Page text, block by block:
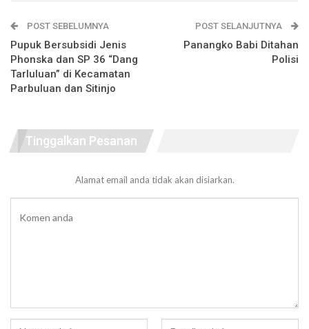
POST SEBELUMNYA
Pupuk Bersubsidi Jenis
Phonska dan SP 36 “Dang
Tarluluan” di Kecamatan
Parbuluan dan Sitinjo
POST SELANJUTNYA
Panangko Babi Ditahan
Polisi
Tinggalkan Pesanan
Alamat email anda tidak akan disiarkan.